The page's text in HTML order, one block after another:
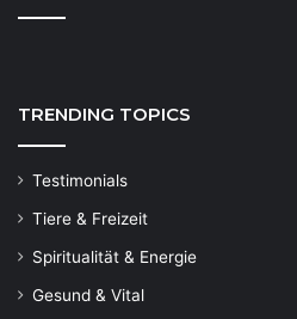
TRENDING TOPICS
Testimonials
Tiere & Freizeit
Spiritualität & Energie
Gesund & Vital